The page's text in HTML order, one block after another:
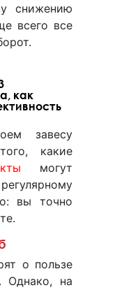
снижению
всего все
как
завесу
какие
могут
вы точно
о пользе
Однако, на